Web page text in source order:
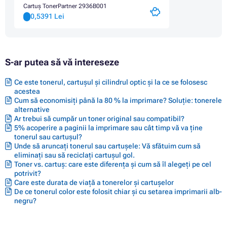
Cartuș TonerPartner 2936B001
0,5391 Lei
S-ar putea să vă intereseze
Ce este tonerul, cartușul și cilindrul optic și la ce se folosesc
acestea
Cum să economisiți până la 80 % la imprimare? Soluție: tonerele
alternative
Ar trebui să cumpăr un toner original sau compatibil?
5% acoperire a paginii la imprimare sau cât timp vă va ține
tonerul sau cartușul?
Unde să aruncați tonerul sau cartușele: Vă sfătuim cum să
eliminați sau să reciclați cartușul gol.
Toner vs. cartuș: care este diferența și cum să îl alegeți pe cel
potrivit?
Care este durata de viață a tonerelor și cartușelor
De ce tonerul color este folosit chiar și cu setarea imprimarii alb-
negru?